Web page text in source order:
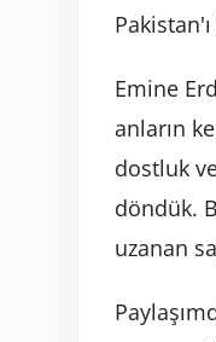
Emine
anların
dostluk
döndük.
uzanan